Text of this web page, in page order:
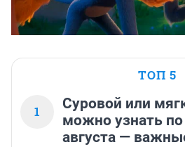
ТОП 5
1
Суровой или
можно узнать по
августа —